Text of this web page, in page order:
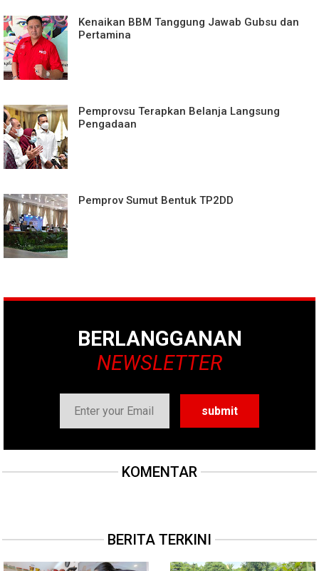
Kenaikan BBM Tanggung Jawab Gubsu dan
Pertamina
Pemprovsu Terapkan Belanja Langsung
Pengadaan
Pemprov Sumut Bentuk TP2DD
BERLANGGANAN
NEWSLETTER
KOMENTAR
BERITA TERKINI